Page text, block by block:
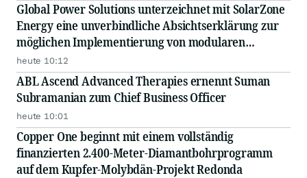
Global Power Solutions unterzeichnet mit SolarZone
Energy eine unverbindliche Absichtserklärung zur
möglichen Implementierung von modularen
Energiesystemen
heute 10:12
ABL Ascend Advanced Therapies ernennt Suman
Subramanian zum Chief Business Officer
heute 10:01
Copper One beginnt mit einem vollständig
finanzierten 2.400-Meter-Diamantbohrprogramm
auf dem Kupfer-Molybdän-Projekt Redonda